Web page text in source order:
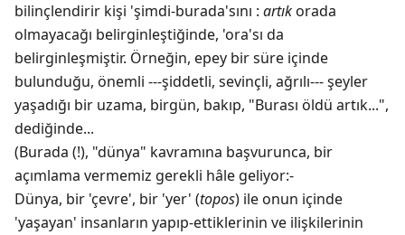
bilinçlendirir kişi 'şimdi-burada'sını : artıkorada
olmayacağı belirginleştiğinde, 'ora'sı da
belirginleşmiştir. Örneğin, epey bir süre içinde
bulunduğu, önemli ---şiddetli, sevinçli, ağrılı--- şeyler
yaşadığı bir uzama, birgün, bakıp, "Burası öldü artık...",
dediğinde...
(Burada (!), "dünya" kavramına başvurunca, bir
açımlama vermemiz gerekli hâle geliyor:-
Dünya, bir 'çevre', bir 'yer' (topos) ile onun içinde
'yaşayan' insanların yapıp-ettiklerinin ve ilişkilerinin